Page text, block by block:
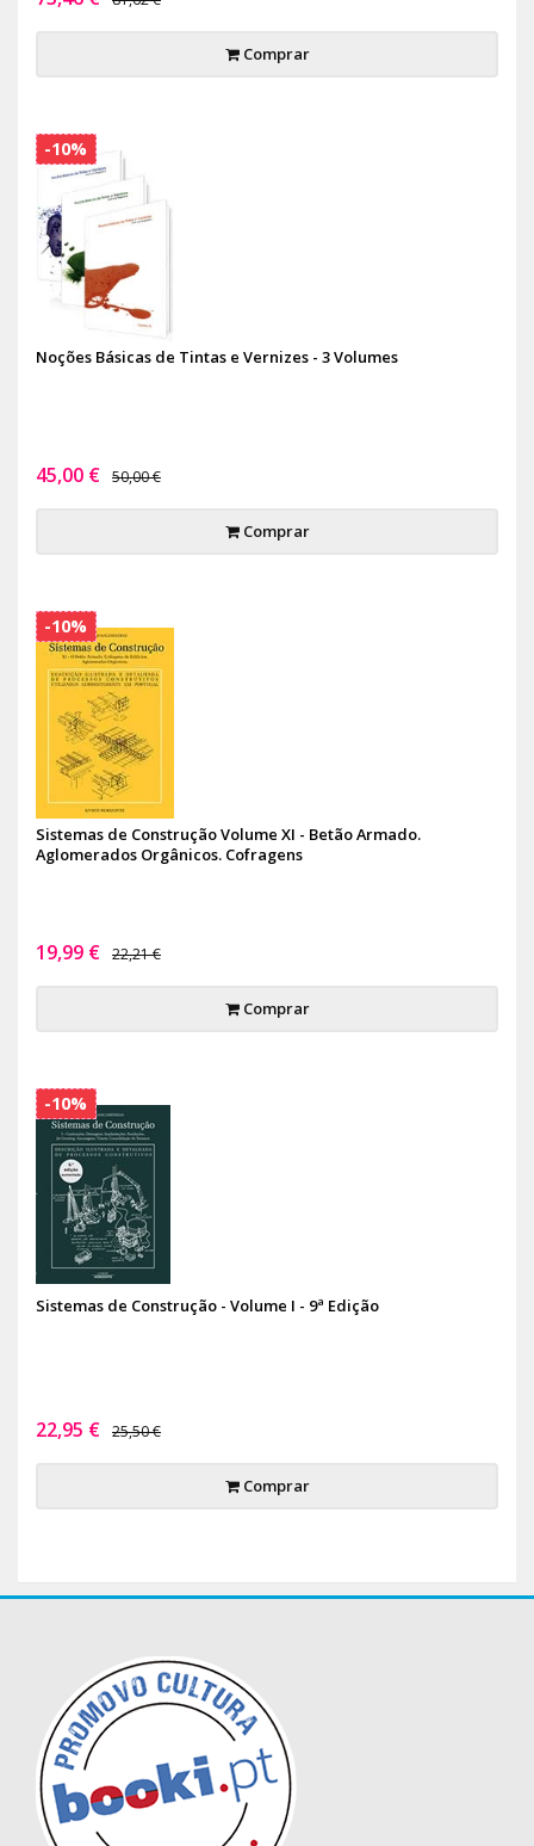
Comprar
Noções Básicas de Tintas e Vernizes - 3 Volumes
45,00 € 50,00 €
Comprar
-10%
Sistemas de Construção Volume XI - Betão Armado.
Aglomerados Orgânicos. Cofragens
19,99 € 22,21 €
Comprar
-10%
Sistemas de Construção - Volume I - 9ª Edição
22,95 € 25,50 €
Comprar
-10%